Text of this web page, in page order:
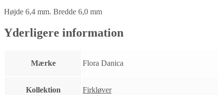
Højde 6,4 mm. Bredde 6,0 mm
Yderligere information
Mærke Flora Danica
Kollektion Firkløver